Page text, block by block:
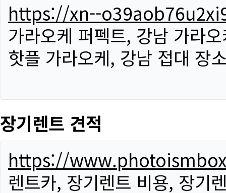
https://xn--
가라오케 퍼펙트, 강남 가라
핫플 가라오케, 강남 접대 장
장기렌트 견적
https://
렌트카, 장기렌트 비용, 장기